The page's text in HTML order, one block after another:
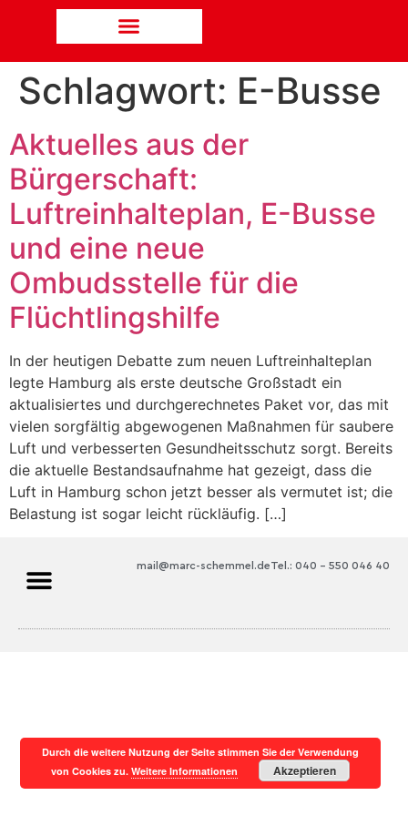
Schlagwort: E-Busse
Aktuelles aus der
Bürgerschaft:
Luftreinhalteplan, E-Busse
und eine neue
Ombudsstelle für die
Flüchtlingshilfe
In der heutigen Debatte zum neuen Luftreinhalteplan
legte Hamburg als erste deutsche Großstadt ein
aktualisiertes und durchgerechnetes Paket vor, das mit
vielen sorgfältig abgewogenen Maßnahmen für saubere
Luft und verbesserten Gesundheitsschutz sorgt. Bereits
die aktuelle Bestandsaufnahme hat gezeigt, dass die
Luft in Hamburg schon jetzt besser als vermutet ist; die
Belastung ist sogar leicht rückläufig. […]
Tel.: 040 – 550 046 40
mail@marc-schemmel.de
Durch die weitere Nutzung der Seite stimmen Sie der Verwendung
von Cookies zu.Weitere Informationen Akzeptieren